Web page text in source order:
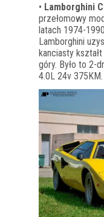
• Lamborghini
przełomowy
latach 1974-
Lamborghini
kanciasty
góry. Było to 2-
4.0L 24v 375KM.